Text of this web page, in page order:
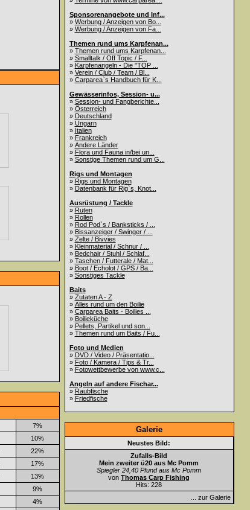
7%
10%
22%
17%
13%
9%
4%
Sponsorenangebote und Inf...
» Werbung / Anzeigen von Bo...
» Werbung / Anzeigen von Fa...
Themen rund ums Karpfenan...
» Themen rund ums Karpfenan...
» Smalltalk / Off Topic / F...
» Karpfenangeln - Die "TOP ...
» Verein / Club / Team / Bl...
» Carparea`s Handbuch für K...
Gewässerinfos, Session- u...
» Session- und Fangberichte...
» Österreich
» Deutschland
» Ungarn
» Italien
» Frankreich
» Andere Länder
» Flora und Fauna in/bei un...
» Sonstige Themen rund um G...
Rigs und Montagen
» Rigs und Montagen
» Datenbank für Rig`s, Knot...
Ausrüstung / Tackle
» Ruten
» Rollen
» Rod Pod`s / Banksticks / ...
» Bissanzeiger / Swinger / ...
» Zelte / Bivvies
» Kleinmaterial / Schnur / ...
» Bedchair / Stuhl / Schlaf...
» Taschen / Futterale / Mat...
» Boot / Echolot / GPS / Ba...
» Sonstiges Tackle
Baits
» Zutaten A - Z
» Alles rund um den Boilie
» Carparea Baits - Boilies ...
» Boilieküche
» Pellets, Partikel und son...
» Themen rund um Baits / Fu...
Foto und Medien
» DVD / Video / Präsentatio...
» Foto / Kamera / Tips & Tr...
» Fotowettbewerbe von www.c...
Angeln auf andere Fischar...
» Raubfische
» Friedfische
Galerie
Neustes Bild:
Zufalls-Bild
Mein zweiter ü20 aus Mc Pomm
Spiegler 24,40 Pfund aus Mc Pomm
von Thomas Carp Fishing
Hits: 228
... zur Galerie